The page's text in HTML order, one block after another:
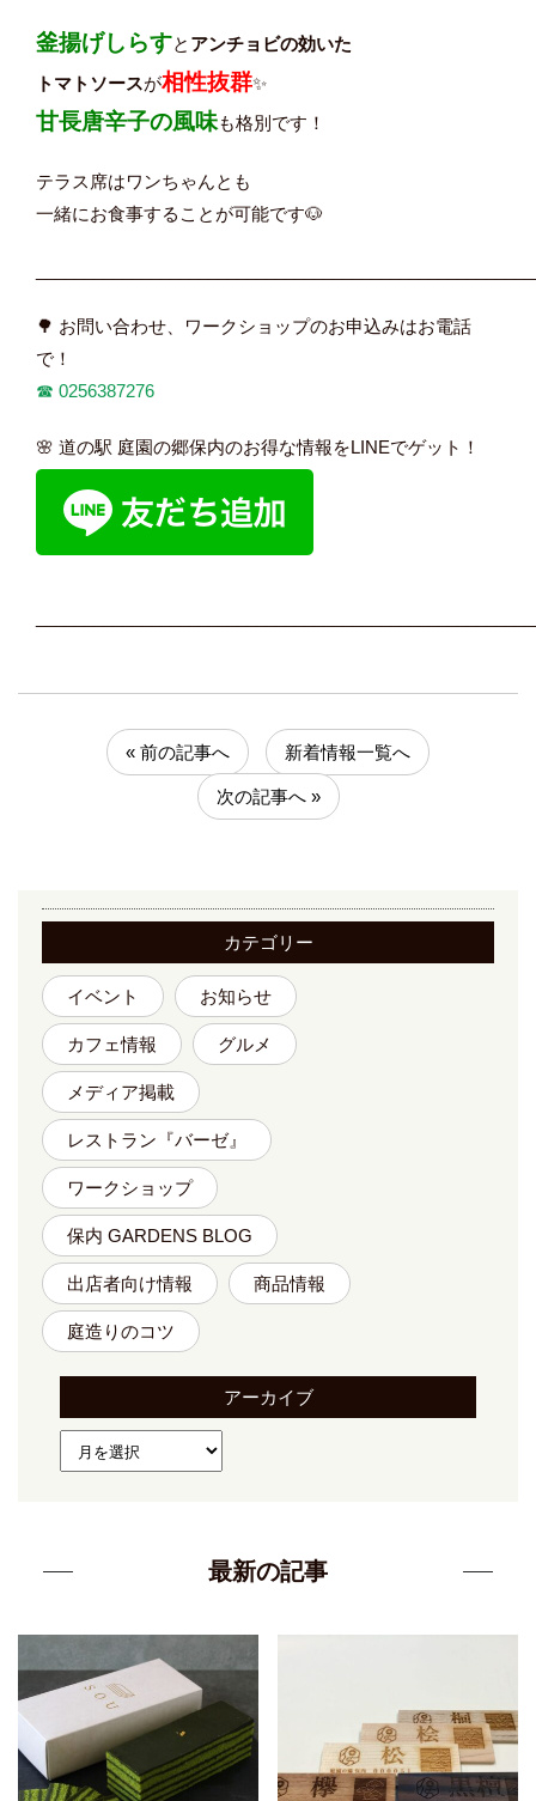
釜揚げしらすと アンチョビの効いた
トマトソースが相性抜群✨
甘長唐辛子の風味も格別です！
テラス席はワンちゃんとも
一緒にお食事することが可能です🐶
🌳 お問い合わせ、ワークショップのお申込みはお電話
で！
☎︎ 0256387276
🌸 道の駅 庭園の郷保内のお得な情報をLINEでゲット！
« 前の記事へ 新着情報一覧へ
次の記事へ »
カテゴリー
イベント お知らせ
カフェ情報 グルメ
メディア掲載
レストラン『バーゼ』
ワークショップ
保内 GARDENS BLOG
出店者向け情報 商品情報
庭造りのコツ
アーカイブ
最新の記事